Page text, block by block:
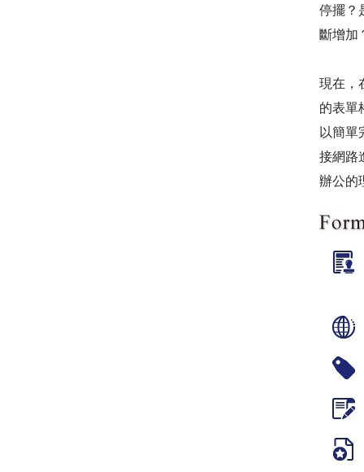
停擺？
斷增加
現在，
的表單
以簡單
接網路
辦公的